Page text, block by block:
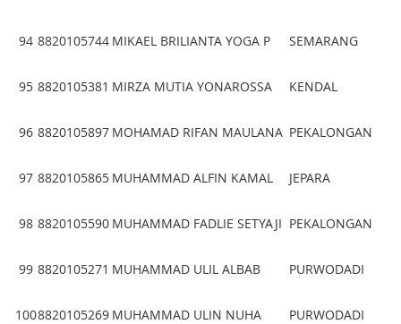
94 8820105744 MIKAEL BRILIANTA YOGA P SEMARANG
95 8820105381 MIRZA MUTIA YONAROSSA KENDAL
96 8820105897 MOHAMAD RIFAN MAULANA PEKALONGAN
97 8820105865 MUHAMMAD ALFIN KAMAL JEPARA
98 8820105590 MUHAMMAD FADLIE SETYAJI PEKALONGAN
99 8820105271 MUHAMMAD ULIL ALBAB PURWODADI
1008820105269 MUHAMMAD ULIN NUHA PURWODADI